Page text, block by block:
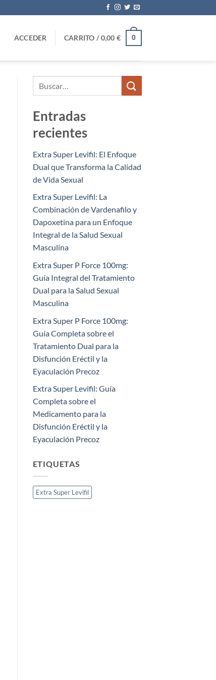
ACCEDER CARRITO /0,00€ 0
Entradas
recientes
Extra Super Levifil: El Enfoque
Dual que Transforma la Calidad
de Vida Sexual
Extra Super Levifil: La
Combinación de Vardenafilo y
Dapoxetina para un Enfoque
Integral de la Salud Sexual
Masculina
Extra Super P Force 100mg:
Guía Integral del Tratamiento
Dual para la Salud Sexual
Masculina
Extra Super P Force 100mg:
Guía Completa sobre el
Tratamiento Dual para la
Disfunción Eréctil y la
Eyaculación Precoz​
Extra Super Levifil: Guía
Completa sobre el
Medicamento para la
Disfunción Eréctil y la
Eyaculación Precoz
ETIQUETAS
Extra Super Levifil